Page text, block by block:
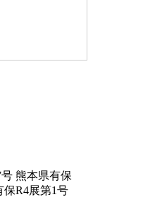
熊本県有保
保R4展第1号